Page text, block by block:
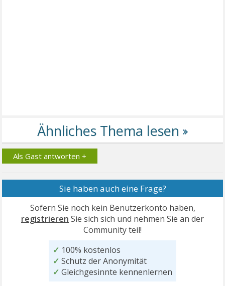
Als Gast antworten +
Sie haben auch eine Frage?
Sofern Sie noch kein Benutzerkonto haben,
registrieren Sie sich sich und nehmen Sie an der
Community teil!
✓ 100% kostenlos
✓ Schutz der Anonymität
✓ Gleichgesinnte kennenlernen